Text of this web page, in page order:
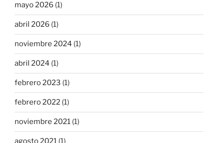
mayo 2026 (1)
abril 2026 (1)
noviembre 2024 (1)
abril 2024 (1)
febrero 2023 (1)
febrero 2022 (1)
noviembre 2021 (1)
agosto 2021 (1)